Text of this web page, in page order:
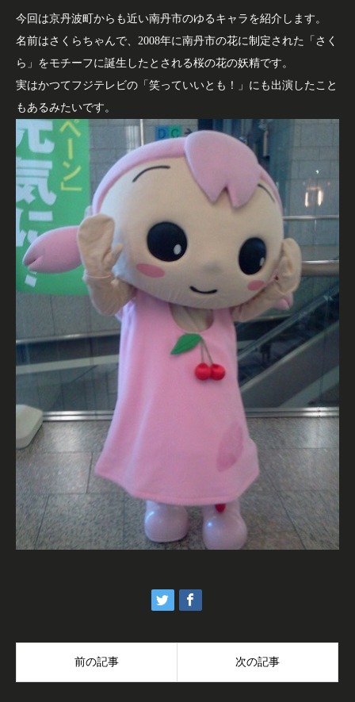
今回は京丹波町からも近い南丹市のゆるキャラを紹介します。
名前はさくらちゃんで、2008年に南丹市の花に制定された「さく
ら」をモチーフに誕生したとされる桜の花の妖精です。
実はかつてフジテレビの「笑っていいとも！」にも出演したこと
もあるみたいです。
前の記事 次の記事